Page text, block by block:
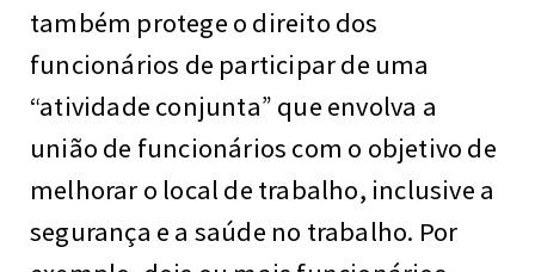
também protege o direito dos
funcionários de participar de uma
“atividade conjunta” que envolva a
união de funcionários com o objetivo de
melhorar o local de trabalho, inclusive a
segurança e a saúde no trabalho. Por